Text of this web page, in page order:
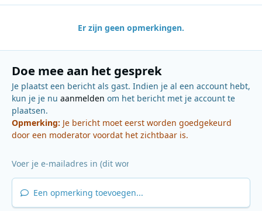
Er zijn geen opmerkingen.
Doe mee aan het gesprek
Je plaatst een bericht als gast. Indien je al een account hebt,
kun je je nu aanmelden om het bericht met je account te
plaatsen.
Opmerking: Je bericht moet eerst worden goedgekeurd
door een moderator voordat het zichtbaar is.
Een opmerking toevoegen...